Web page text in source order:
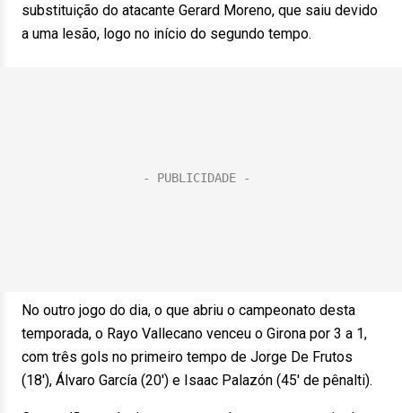
substituição do atacante Gerard Moreno, que saiu devido
a uma lesão, logo no início do segundo tempo.
No outro jogo do dia, o que abriu o campeonato desta
temporada, o Rayo Vallecano venceu o Girona por 3 a 1,
com três gols no primeiro tempo de Jorge De Frutos
(18′), Álvaro García (20′) e Isaac Palazón (45′ de pênalti).